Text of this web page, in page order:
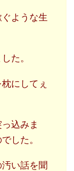
ような生
た。
にしてぇ
込みま
した。
汚い話を聞